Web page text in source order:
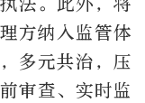
法。此外，将
方纳入监管体
多元共治，压
审查、实时监